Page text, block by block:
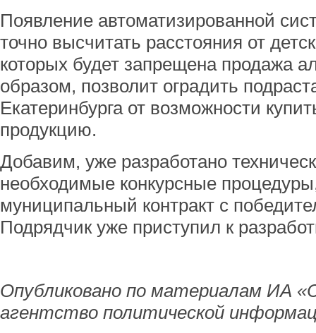
Появление автоматизированной
точно высчитать расстояния от
которых будет запрещена продажа
образом, позволит оградить
Екатеринбурга от возможности
продукцию.
Добавим, уже разработано
необходимые конкурсные
муниципальный контракт с
Подрядчик уже приступил к
Опубликовано по материалам ИА
агентство политической